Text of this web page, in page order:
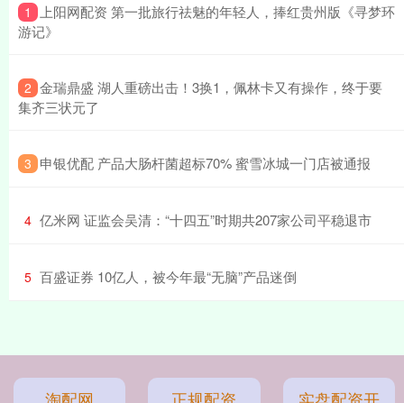
1
​上阳网配资 第一批旅行祛魅的年轻人，捧红贵州版《寻梦环
游记》
2 ​金瑞鼎盛 湖人重磅出击！3换1，佩林卡又有操作，终于要
集齐三状元了
3 ​申银优配 产品大肠杆菌超标70% 蜜雪冰城一门店被通报
4 ​亿米网 证监会吴清：“十四五”时期共207家公司平稳退市
5 ​百盛证券 10亿人，被今年最“无脑”产品迷倒